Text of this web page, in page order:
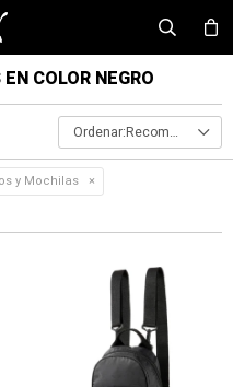
COLOR NEGRO
Recomendados
y Mochilas